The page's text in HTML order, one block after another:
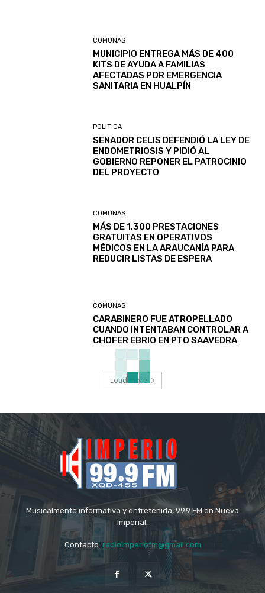
COMUNAS
MUNICIPIO ENTREGA MÁS DE 400
KITS DE AYUDA A FAMILIAS
AFECTADAS POR EMERGENCIA
SANITARIA EN HUALPÍN
POLITICA
SENADOR CELIS DEFENDIÓ LA LEY DE
ENDOMETRIOSIS Y PIDIÓ AL
GOBIERNO REPONER EL PATROCINIO
DEL PROYECTO
COMUNAS
MÁS DE 1.300 PRESTACIONES
GRATUITAS EN OPERATIVOS
MÉDICOS EN LA ARAUCANÍA PARA
REDUCIR LISTAS DE ESPERA
COMUNAS
CARABINERO FUE ATROPELLADO
CUANDO INTENTABAN CONTROLAR A
CHOFER EBRIO EN PTO SAAVEDRA
Load more
Musicalmente informativa y entretenida, 99.9 FM en Nueva
Imperial.
Contacto:radioimperiofm@gmail.com